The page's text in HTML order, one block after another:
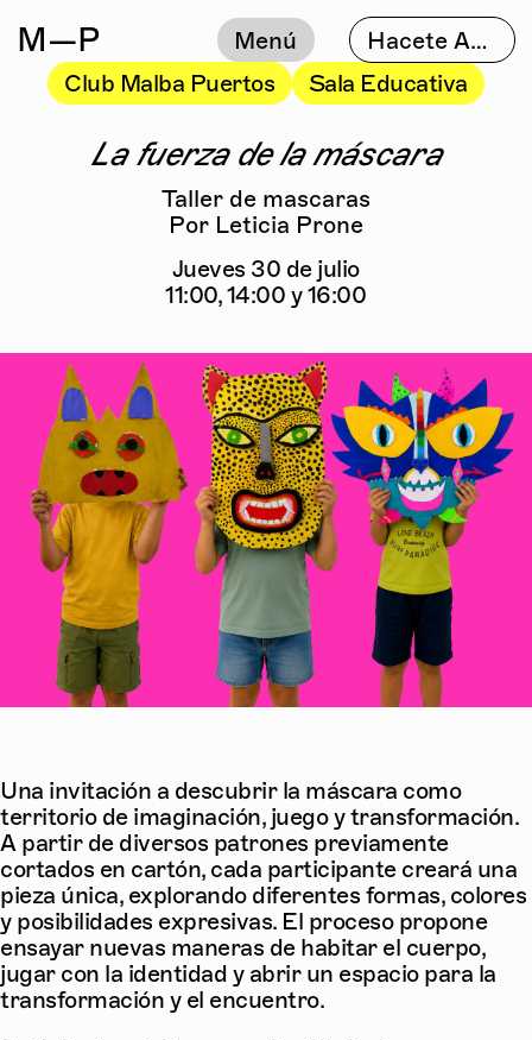
M—P Menú
Hacete Amigo
Club Malba Puertos
Sala Educativa
La fuerza de la máscara
Taller de mascaras
Por Leticia Prone
Jueves 30 de julio
11:00, 14:00 y 16:00
Una invitación a descubrir la máscara como
territorio de imaginación, juego y transformación.
A partir de diversos patrones previamente
cortados en cartón, cada participante creará una
pieza única, explorando diferentes formas, colores
y posibilidades expresivas. El proceso propone
ensayar nuevas maneras de habitar el cuerpo,
jugar con la identidad y abrir un espacio para la
transformación y el encuentro.